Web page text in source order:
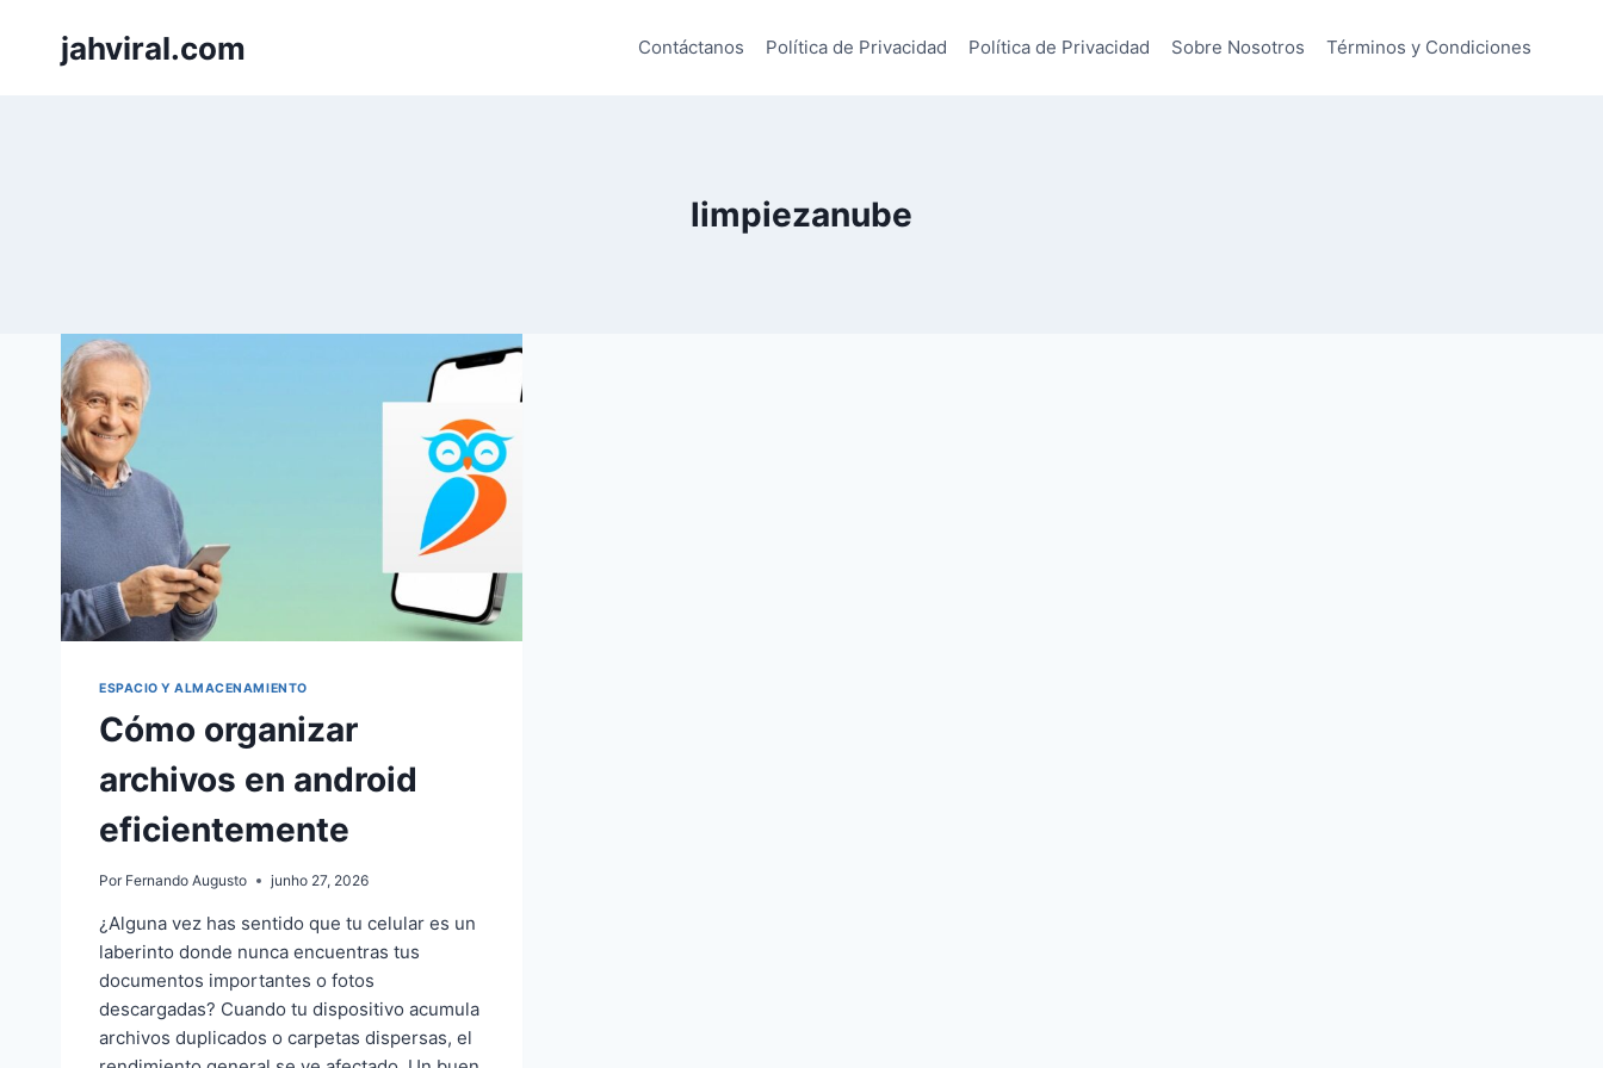
jahviral.com Contáctanos Política de Privacidad Política de Privacidad Sobre Nosotros Términos y Condiciones
limpiezanube
ESPACIO Y ALMACENAMIENTO
Cómo organizar
archivos en android
eficientemente
Por Fernando Augusto junho 27, 2026
¿Alguna vez has sentido que tu celular es un
laberinto donde nunca encuentras tus
documentos importantes o fotos
descargadas? Cuando tu dispositivo acumula
archivos duplicados o carpetas dispersas, el